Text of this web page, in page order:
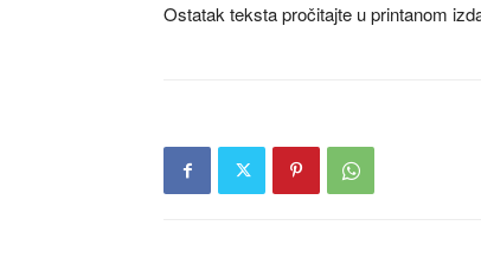
Ostatak teksta pročitajte u printanom